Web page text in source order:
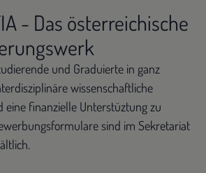
- Das österreichische
und Graduierte in ganz
wissenschaftliche
eine finanzielle Unterstüztung zu
sind im Sekretariat